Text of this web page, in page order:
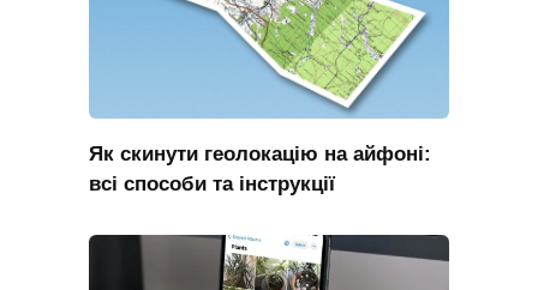
Як скинути геолокацію на айфоні:
всі способи та інструкції